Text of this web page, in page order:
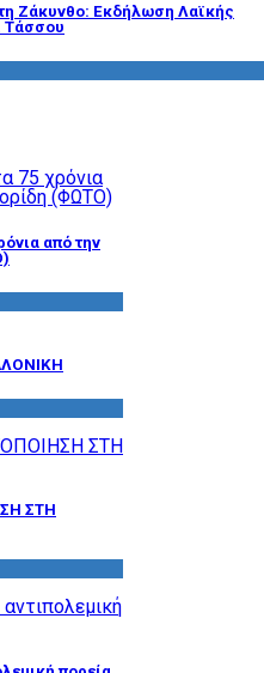
Ζάκυνθο: Εκδήλωση Λαϊκής
Τάσσου
από την
ΣΤΗ